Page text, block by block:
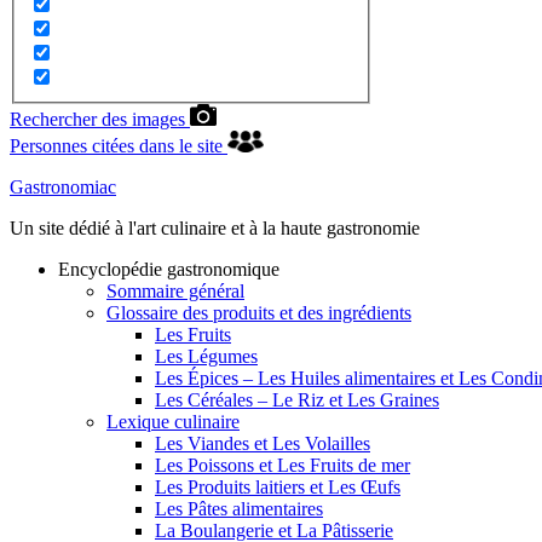
Rechercher des images
Personnes citées dans le site
Gastronomiac
Un site dédié à l'art culinaire et à la haute gastronomie
Encyclopédie gastronomique
Sommaire général
Glossaire des produits et des ingrédients
Les Fruits
Les Légumes
Les Épices – Les Huiles alimentaires et Les
Les Céréales – Le Riz et Les Graines
Lexique culinaire
Les Viandes et Les Volailles
Les Poissons et Les Fruits de mer
Les Produits laitiers et Les Œufs
Les Pâtes alimentaires
La Boulangerie et La Pâtisserie